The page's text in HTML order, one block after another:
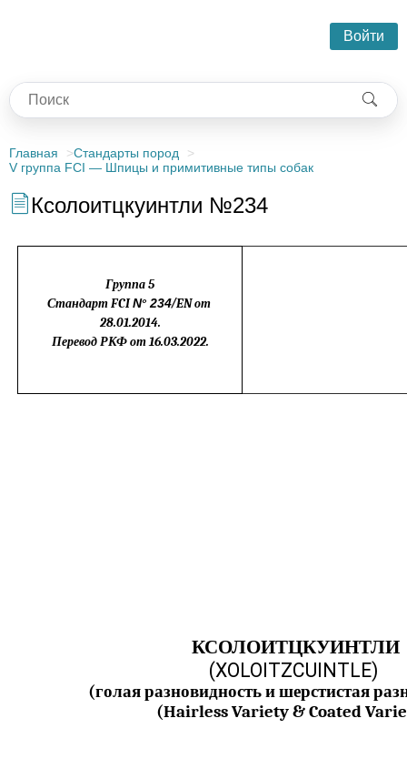
Войти
Главная
Стандарты пород
V группа FCI — Шпицы и примитивные типы собак
Ксолоитцкуинтли №234
Группа 5
СтандартFCIN°234/ENот
28.01.2014.
Перевод РКФ от 16.03.2022.
КСОЛОИТЦКУИНТЛИ
(XOLOITZCUINTLE)
(голая разновидность и шерстистая
(Hairless Variety & Coated